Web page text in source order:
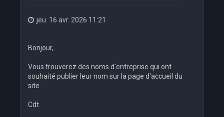
jeu. 16 avr. 2026 11:21
Bonjour,
Vous trouverez des noms d'entreprise qui ont
souhaité publier leur nom sur la page d'accueil du
site.
Cdt